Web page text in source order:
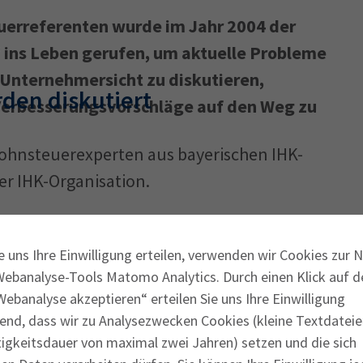
Fachwirt AdA 34d
34f Negativerklärung Sachkundeprüfung
Betriebswirt Prüfbericht
uns Ihre Einwilligung erteilen, verwenden wir Cookies zur
Tools Matomo Analytics. Durch einen Klick auf
akzeptieren“ erteilen Sie uns Ihre Einwilligung
dass wir zu Analysezwecken Cookies (kleine
von maximal zwei Jahren) setzen und die sich
wurde im Jahr 2004 der
Leben gerufen, um aktuelle Probleme
zu diskutieren,
auf den Weg zu
diskutiert
aus bayerischen IHK-
IHK-Organisation.
zu diesem Gedankenaustausch ist sehr
engagieren sich im Arbeitskreis und
ein. Die Teilnehmer des
Querschnitt von Unternehmen aus
Größe. Der Arbeitskreis bietet